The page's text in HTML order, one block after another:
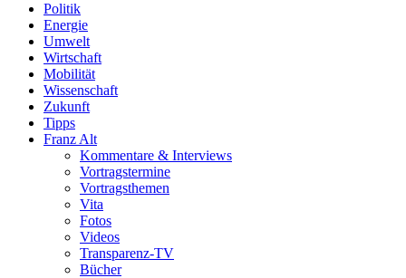
Politik
Energie
Umwelt
Wirtschaft
Mobilität
Wissenschaft
Zukunft
Tipps
Franz Alt
Kommentare & Interviews
Vortragstermine
Vortragsthemen
Vita
Fotos
Videos
Transparenz-TV
Bücher